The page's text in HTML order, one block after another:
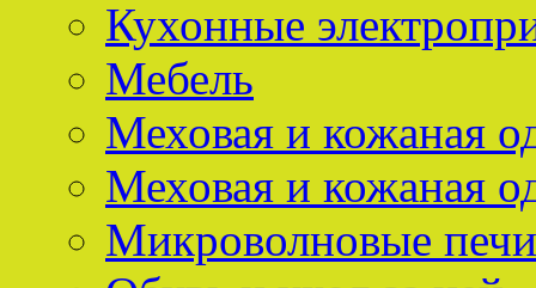
Кухонные
Мебель
Меховая и кожаная
Меховая и кожаная
Микроволновые печи